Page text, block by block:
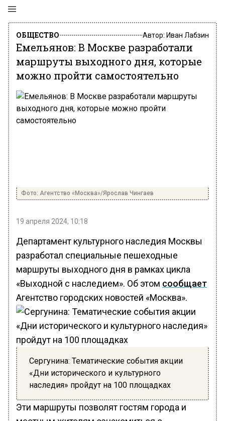
ОБЩЕСТВО Автор: Иван Лабзин
Емельянов: В Москве разработали
маршруты выходного дня, которые
можно пройти самостоятельно
Фото: Агентство «Москва»/Ярослав Чингаев
19 апреля 2024, 10:18
Департамент культурного наследия Москвы
разработал специальные пешеходные
маршруты выходного дня в рамках цикла
«Выходной с наследием». Об этом сообщает
Агентство городских новостей «Москва».
Сергунина: Тематические события акции
«Дни исторического и культурного
наследия» пройдут на 100 площадках
Эти маршруты позволят гостям города и